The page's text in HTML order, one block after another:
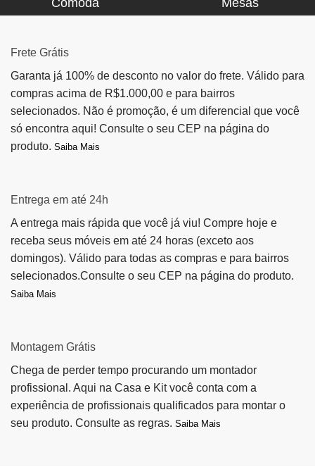
Cômoda Mesas
Frete Grátis
Garanta já 100% de desconto no valor do frete. Válido para
compras acima de R$1.000,00 e para bairros
selecionados. Não é promoção, é um diferencial que você
só encontra aqui! Consulte o seu CEP na página do
produto. Saiba Mais
Entrega em até 24h
A entrega mais rápida que você já viu! Compre hoje e
receba seus móveis em até 24 horas (exceto aos
domingos). Válido para todas as compras e para bairros
selecionados.Consulte o seu CEP na página do produto.
Saiba Mais
Montagem Grátis
Chega de perder tempo procurando um montador
profissional. Aqui na Casa e Kit você conta com a
experiência de profissionais qualificados para montar o
seu produto. Consulte as regras. Saiba Mais